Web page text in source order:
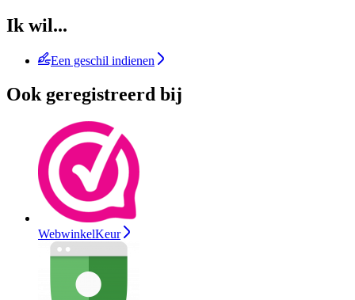
Ik wil...
Een geschil indienen
Ook geregistreerd bij
WebwinkelKeur